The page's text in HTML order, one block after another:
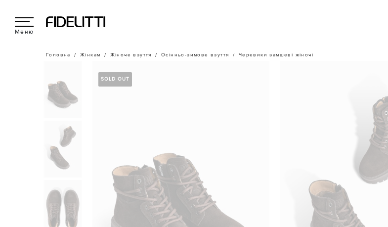
Меню
Головна Жінкам Жіноче взуття Осінньо-зимове взуття Черевики замшеві жіночі
SOLD OUT